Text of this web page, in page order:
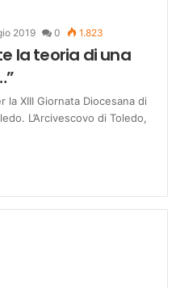
2019 0 1.823
la teoria di una
XIII Giornata Diocesana di
L’Arcivescovo di Toledo,